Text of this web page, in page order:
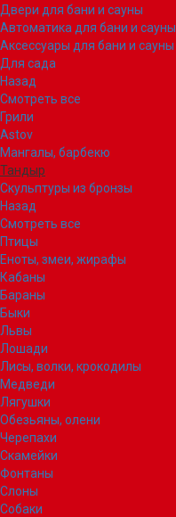
Двери для бани и сауны
Автоматика для бани и сауны
Аксессуары для бани и сауны
Для сада
Назад
Смотреть все
Грили
Astov
Мангалы, барбекю
Тандыр
Скульптуры из бронзы
Назад
Смотреть все
Птицы
Еноты, змеи, жирафы
Кабаны
Бараны
Быки
Львы
Лошади
Лисы, волки, крокодилы
Медведи
Лягушки
Обезьяны, олени
Черепахи
Скамейки
Фонтаны
Слоны
Собаки